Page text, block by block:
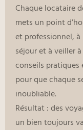
Chaque locataire
mets un point
et professionnel,
séjour et à veiller
conseils pratiques
pour que chaque
inoubliable.
Résultat : des
un bien toujours